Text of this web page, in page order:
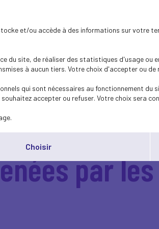
par
et/ou accède à des informations sur votre
du site, de réaliser des statistiques d'usage ou
à aucun tiers. Votre choix d'accepter ou
qui sont nécessaires au fonctionnement
accepter ou refuser. Votre choix sera
Choisir